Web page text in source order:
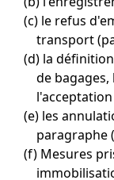
(c) le refus
transport
(d) la
de
(e) les
paragraphe
(f) Mesures